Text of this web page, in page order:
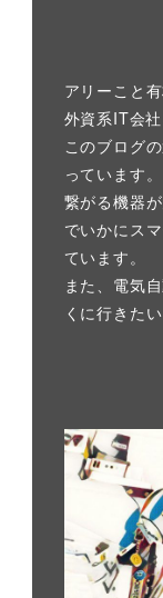
アリーこと
外資系IT会
このブログ
っています。
繋がる機器
でいかにス
ています。
また、電気
くに行きた